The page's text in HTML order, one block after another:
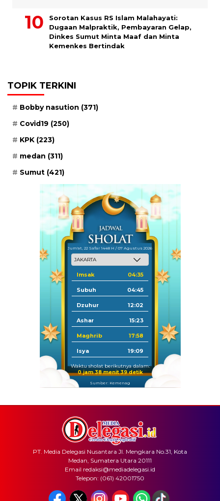
Sorotan Kasus RS Islam Malahayati:
Dugaan Malpraktik, Pembayaran Gelap,
Dinkes Sumut Minta Maaf dan Minta
Kemenkes Bertindak
TOPIK TERKINI
Bobby nasution (371)
Covid19 (250)
KPK (223)
medan (311)
Sumut (421)
Jum'at, 22 Safar 1448 H / 07 Agustus 2026
Imsak 04:35
Subuh 04:45
Dzuhur 12:02
Ashar 15:23
Maghrib 17:58
Isya 19:09
Waktu sholat berikutnya dalam:
0 jam 38 menit 39 detik
Sumber: Kemenag
PT. Media Delegasi Nusantara Jl. Mengkara No.31, Kota
Medan, Sumatera Utara 20111
Email redaksi@mediadelegasi.id
Telepon: (061) 42001750